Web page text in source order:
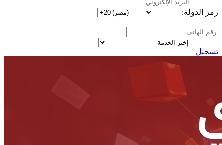
رمز الدولة:
تسجيل